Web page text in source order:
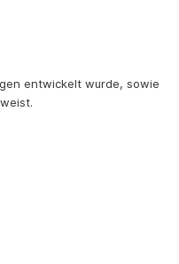
entwickelt wurde, sowie